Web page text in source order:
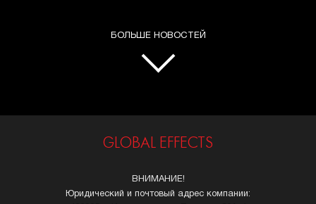
БОЛЬШЕ НОВОСТЕЙ
GLOBAL EFFECTS
ВНИМАНИЕ!
Юридический и почтовый адрес компании: